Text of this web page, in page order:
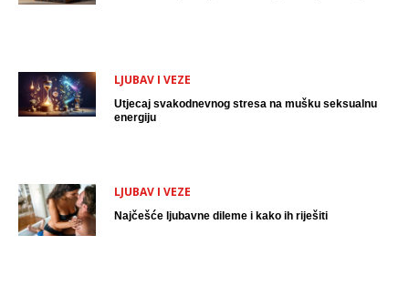
LJUBAV I VEZE
Utjecaj svakodnevnog stresa na mušku seksualnu
energiju
LJUBAV I VEZE
Najčešće ljubavne dileme i kako ih riješiti